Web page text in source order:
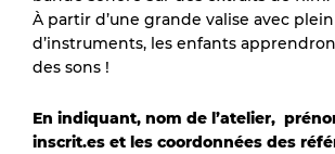
À partir d’une grande valise avec
d’instruments, les enfants
des sons !
En indiquant, nom de l’atelier,
inscrit.es et les coordonnées des